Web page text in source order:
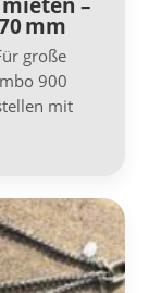
mm
große
900
mit